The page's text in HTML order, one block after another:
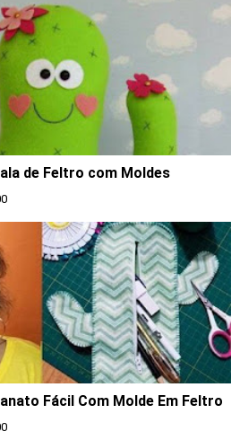
de Feltro com Moldes
Fácil Com Molde Em Feltro